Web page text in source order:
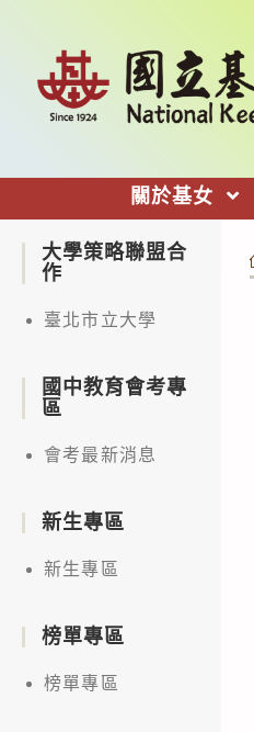
關於基女
大學策略聯盟合
作
臺北市立大學
國中教育會考專
區
會考最新消息
新生專區
新生專區
榜單專區
榜單專區